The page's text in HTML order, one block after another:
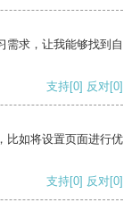
需求，让我能够找到自
支持[0] 反对[0]
比如将设置页面进行优
支持[0] 反对[0]